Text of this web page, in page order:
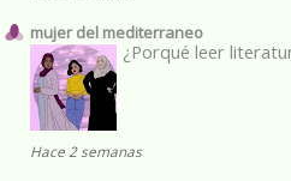
mujer del mediterraneo
¿Porqué leer
Hace 2 semanas